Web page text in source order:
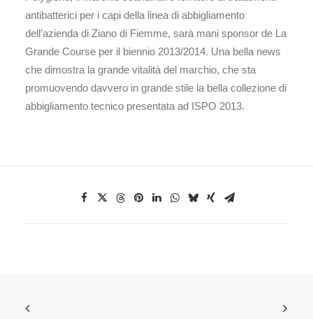
antibatterici per i capi della linea di abbigliamento
dell’azienda di Ziano di Fiemme, sarà mani sponsor de La
Grande Course per il biennio 2013/2014. Una bella news
che dimostra la grande vitalità del marchio, che sta
promuovendo davvero in grande stile la bella collezione di
abbigliamento tecnico presentata ad ISPO 2013.